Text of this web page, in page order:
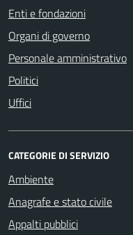
Enti e fondazioni
Organi di governo
Personale amministrativo
Politici
Uffici
CATEGORIE DI SERVIZIO
Ambiente
Anagrafe e stato civile
Appalti pubblici